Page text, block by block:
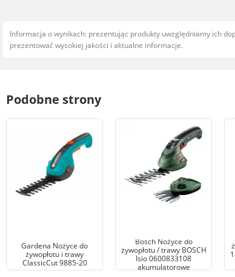
Informacja o wynikach: prezentując produkty uwzględniamy ich
prezentować wysokiej jakości i aktualne informacje.
Podobne strony
Gardena Nożyce do
żywopłotu i trawy
ClassicCut 9885-20
Bosch Nożyce do
żywopłotu / trawy BOSCH
Isio 0600833108
akumulatorowe